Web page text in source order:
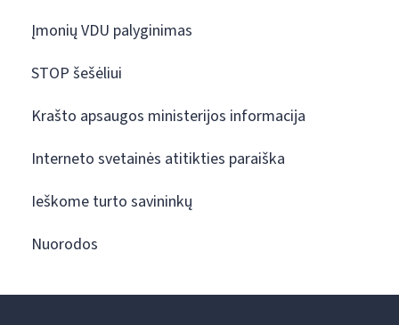
Įmonių VDU palyginimas
STOP šešėliui
Krašto apsaugos ministerijos informacija
Interneto svetainės atitikties paraiška
Ieškome turto savininkų
Nuorodos